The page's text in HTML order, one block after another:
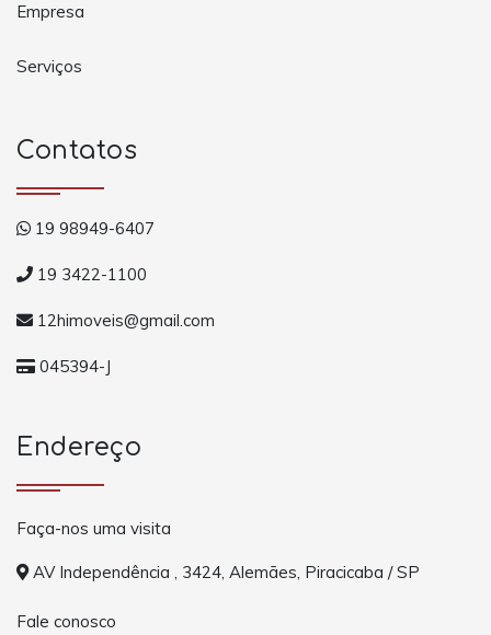
Empresa
Serviços
Contatos
19 98949-6407
19 3422-1100
12himoveis@gmail.com
045394-J
Endereço
Faça-nos uma visita
AV Independência , 3424, Alemães, Piracicaba / SP
Fale conosco